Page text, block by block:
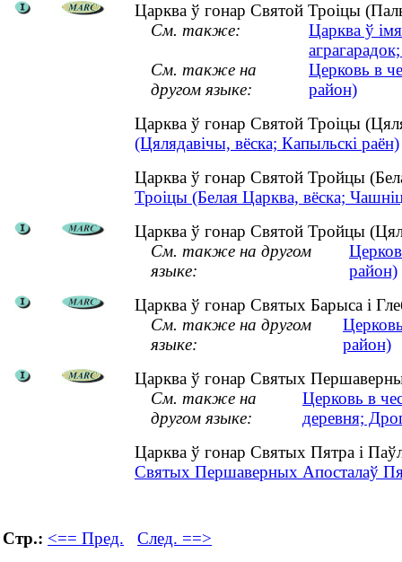
Царква ў гонар Святой Троіцы
См. также:
Царква ў
См. также на
другом языке:
Церковь в
район)
Царква ў гонар Святой Троіцы
(Цялядавічы, вёска; Капыльскі раён)
Царква ў гонар Святой Тройцы
Троіцы (Белая Царква, вёска;
Царква ў гонар Святой Тройцы
См. также на другом
языке:
район)
Царква ў гонар Святых Барыса і
См. также на другом
языке:
район)
Царква ў гонар Святых
См. также на
другом языке:
Церковь в
деревня;
Царква ў гонар Святых Пятра і
Святых Першаверных Апосталаў
Стр.: <== Пред. След. ==>